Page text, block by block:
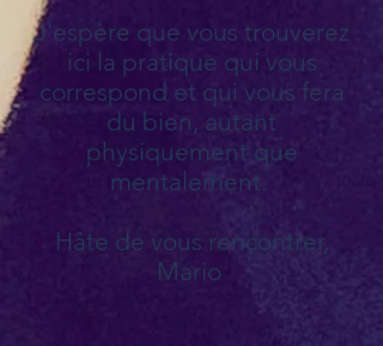
J'espère que vous trouverez
ici la pratique qui vous
correspond et qui vous fera
du bien, autant
physiquement que
mentalement.
Hâte de vous rencontrer,​
Mario